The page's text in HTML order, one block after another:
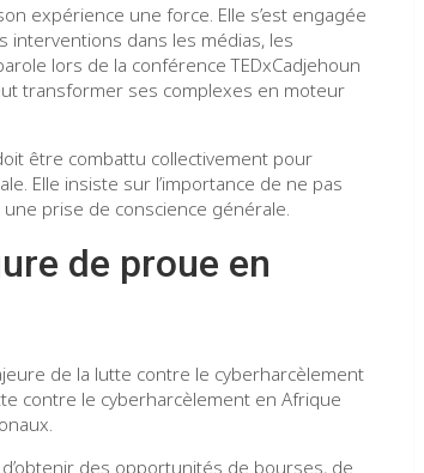
expérience une force. Elle s’est engagée
interventions dans les médias, les
lors de la conférence TEDxCadjehoun
transformer ses complexes en moteur
être combattu collectivement pour
Elle insiste sur l’importance de ne pas
prise de conscience générale.
de proue en
de la lutte contre le cyberharcèlement
contre le cyberharcèlement en Afrique
des opportunités de bourses, de